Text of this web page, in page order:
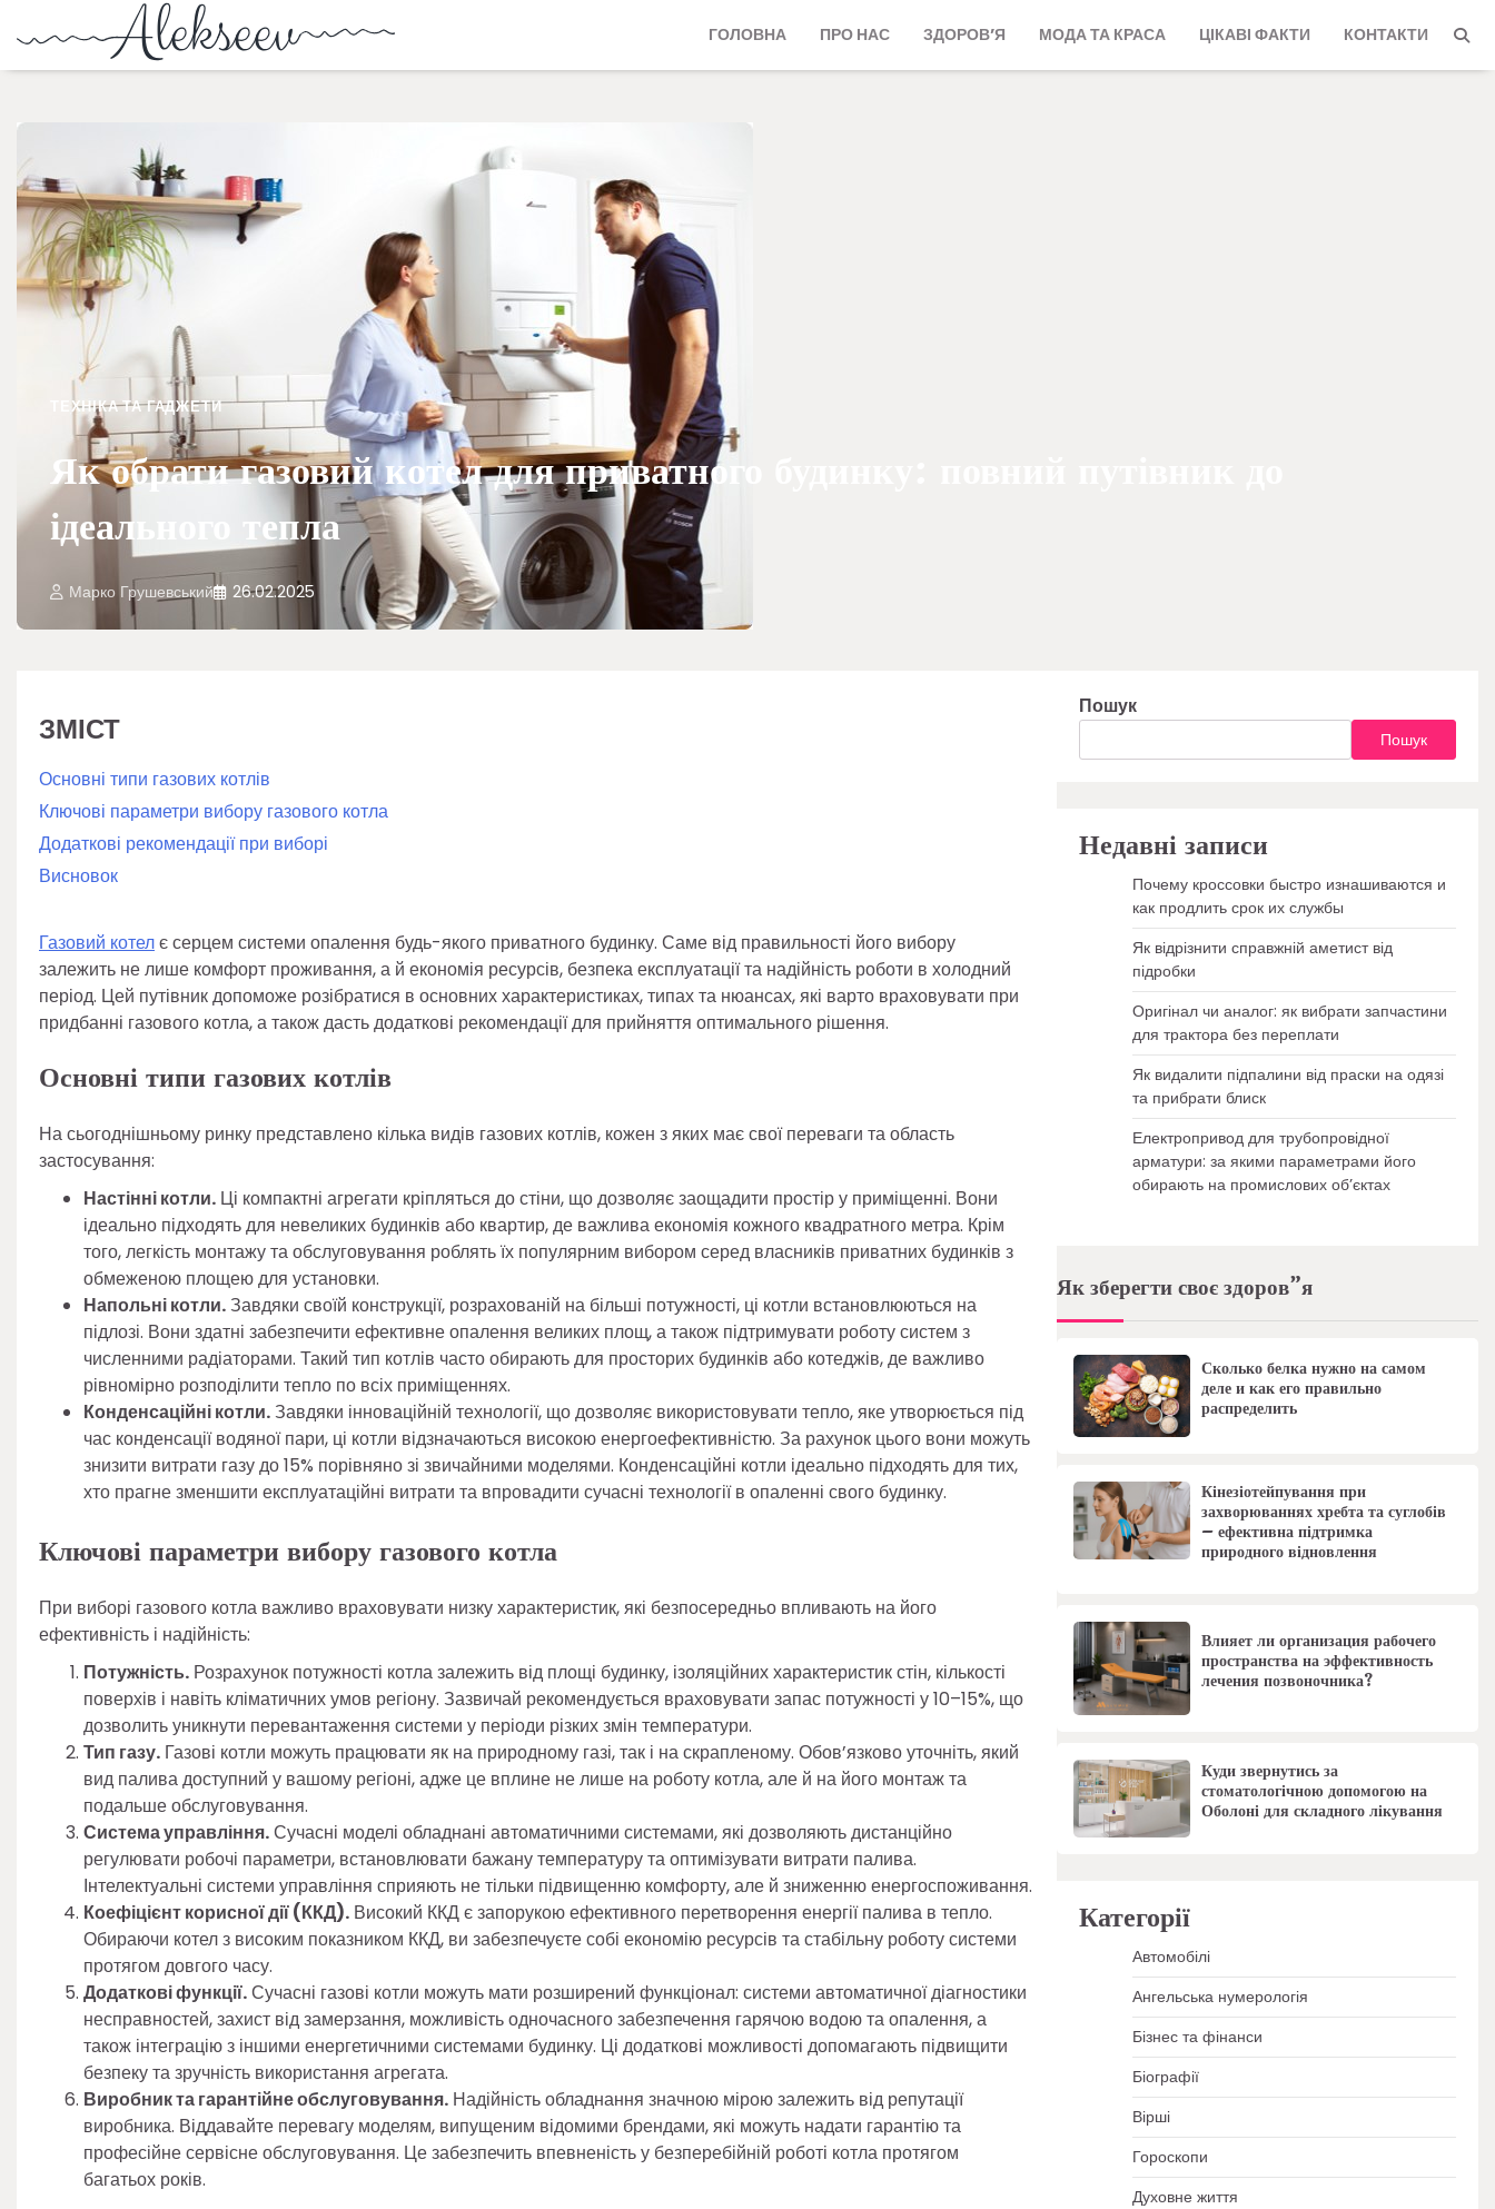
ГОЛОВНА ПРО НАС ЗДОРОВ’Я МОДА ТА КРАСА ЦІКАВІ ФАКТИ КОНТАКТИ
ТЕХНІКА ТА ГАДЖЕТИ
Як обрати газовий котел для приватного будинку: повний путівник до
ідеального тепла
Марко Грушевський 26.02.2025
ЗМІСТ
Основні типи газових котлів
Ключові параметри вибору газового котла
Додаткові рекомендації при виборі
Висновок
Газовий котелє серцем системи опалення будь-якого приватного будинку. Саме від правильності його вибору
залежить не лише комфорт проживання, а й економія ресурсів, безпека експлуатації та надійність роботи в холодний
період. Цей путівник допоможе розібратися в основних характеристиках, типах та нюансах, які варто враховувати при
придбанні газового котла, а також дасть додаткові рекомендації для прийняття оптимального рішення.
Основні типигазовихкотлів
На сьогоднішньому ринку представлено кілька видів газових котлів, кожен з яких має свої переваги та область
застосування:
Настінні котли. Ці компактні агрегати кріпляться до стіни, що дозволяє заощадити простір у приміщенні. Вони
ідеально підходять для невеликих будинків або квартир, де важлива економія кожного квадратного метра. Крім
того, легкість монтажу та обслуговування роблять їх популярним вибором серед власників приватних будинків з
обмеженою площею для установки.
Напольні котли.Завдяки своїй конструкції, розрахованій на більші потужності, ці котли встановлюються на
підлозі. Вони здатні забезпечити ефективне опалення великих площ, а також підтримувати роботу систем з
численними радіаторами. Такий тип котлів часто обирають для просторих будинків або котеджів, де важливо
рівномірно розподілити тепло по всіх приміщеннях.
Конденсаційні котли.Завдяки інноваційній технології, що дозволяє використовувати тепло, яке утворюється під
час конденсації водяної пари, ці котли відзначаються високою енергоефективністю. За рахунок цього вони можуть
знизити витрати газу до 15% порівняно зі звичайними моделями. Конденсаційні котли ідеально підходять для тих,
хто прагне зменшити експлуатаційні витрати та впровадити сучасні технології в опаленні свого будинку.
Ключові параметри вибору газового котла
При виборі газового котла важливо враховувати низку характеристик, які безпосередньо впливають на його
ефективність і надійність:
Потужність. Розрахунок потужності котла залежить від площі будинку, ізоляційних характеристик стін, кількості
поверхів і навіть кліматичних умов регіону. Зазвичай рекомендується враховувати запас потужності у 10–15%, що
дозволить уникнути перевантаження системи у періоди різких змін температури.
Тип газу. Газові котли можуть працювати як на природному газі, так і на скрапленому. Обов’язково уточніть, який
вид палива доступний у вашому регіоні, адже це вплине не лише на роботу котла, але й на його монтаж та
подальше обслуговування.
Система управління.Сучасні моделі обладнані автоматичними системами, які дозволяють дистанційно
регулювати робочі параметри, встановлювати бажану температуру та оптимізувати витрати палива.
Інтелектуальні системи управління сприяють не тільки підвищенню комфорту, але й зниженню енергоспоживання.
Коефіцієнт корисної дії (ККД). Високий ККД є запорукою ефективного перетворення енергії палива в тепло.
Обираючи котел з високим показником ККД, ви забезпечуєте собі економію ресурсів та стабільну роботу системи
протягом довгого часу.
Додаткові функції.Сучасні газові котли можуть мати розширений функціонал: системи автоматичної діагностики
несправностей, захист від замерзання, можливість одночасного забезпечення гарячою водою та опалення, а
також інтеграцію з іншими енергетичними системами будинку. Ці додаткові можливості допомагають підвищити
безпеку та зручність використання агрегата.
Виробник та гарантійне обслуговування. Надійність обладнання значною мірою залежить від репутації
виробника. Віддавайте перевагу моделям, випущеним відомими брендами, які можуть надати гарантію та
професійне сервісне обслуговування. Це забезпечить впевненість у безперебійній роботі котла протягом
багатьох років.
Пошук
Пошук
Недавні записи
Почему кроссовки быстро изнашиваются и
как продлить срок их службы
Як відрізнити справжній аметист від
підробки
Оригінал чи аналог: як вибрати запчастини
для трактора без переплати
Як видалити підпалини від праски на одязі
та прибрати блиск
Електропривод для трубопровідної
арматури: за якими параметрами його
обирають на промислових об’єктах
Як зберегти своє здоров”я
Сколько белка нужно на самом
деле и как его правильно
распределить
Кінезіотейпування при
захворюваннях хребта та суглобів
– ефективна підтримка
природного відновлення
Влияет ли организация рабочего
пространства на эффективность
лечения позвоночника?
Куди звернутись за
стоматологічною допомогою на
Оболоні для складного лікування
Категорії
Автомобілі
Ангельська нумерологія
Бізнес та фінанси
Біографії
Вірші
Гороскопи
Духовне життя